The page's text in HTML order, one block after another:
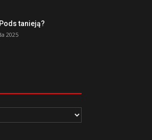
tanieją?
2025